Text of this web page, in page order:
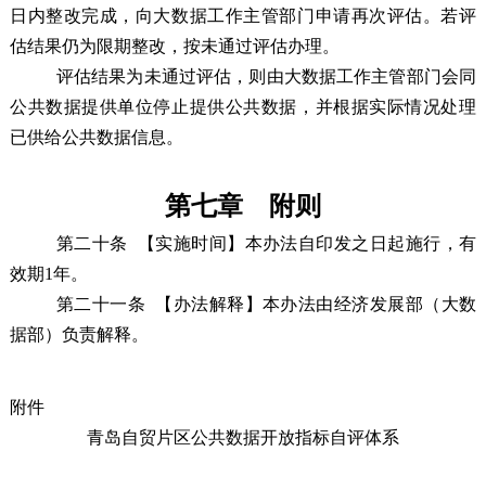
日内整改完成，向大数据工作主管部门申请再次评估。若评
估结果仍为限期整改，按未通过评估办理。
评估结果为未通过评估，则由大数据工作主管部门会同
公共数据提供单位停止提供公共数据，并根据实际情况处理
已供给公共数据信息。
第七章 附则
第二十条
【实施时间】本办法自印发之日起施行，有
效期1年。
第二十一条
【办法解释】本办法由经济发展部（大数
据部）负责解释。
附件
青岛自贸片区公共数据开放指标自评体系